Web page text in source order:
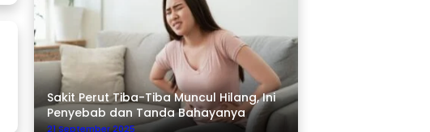
Sakit Perut Tiba-Tiba Muncul Hilang, Ini
Penyebab dan Tanda Bahayanya
21 September 2025